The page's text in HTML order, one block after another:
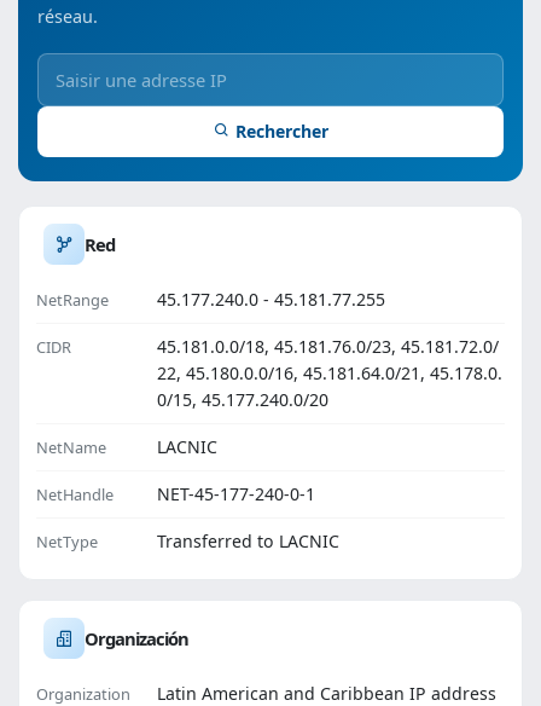
réseau.
Rechercher
Red
NetRange 45.177.240.0 - 45.181.77.255
CIDR
45.181.0.0/18, 45.181.76.0/23, 45.181.72.0/
22, 45.180.0.0/16, 45.181.64.0/21, 45.178.0.
0/15, 45.177.240.0/20
NetName LACNIC
NetHandle NET-45-177-240-0-1
NetType Transferred to LACNIC
Organización
Organization
Latin American and Caribbean IP address